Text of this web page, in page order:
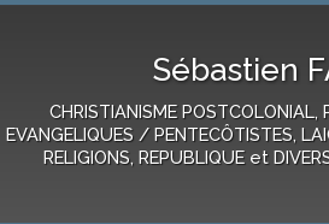
Sébastien
CHRISTIANISME POSTCOLONIAL,
EVANGELIQUES / PENTECÔTISTES,
RELIGIONS, REPUBLIQUE et